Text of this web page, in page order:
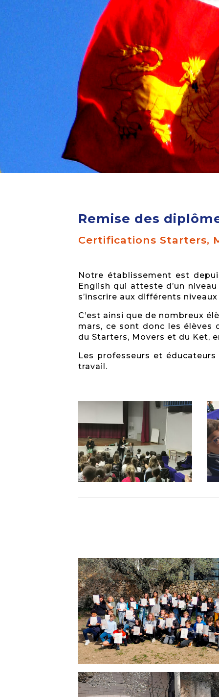
Remise des
Certifications Starters,
Notre établissement est
English qui atteste d’un
s’inscrire aux différents
C’est ainsi que de nombreux
mars, ce sont donc les élèves
du Starters, Movers et du Ket,
Les professeurs et
travail.